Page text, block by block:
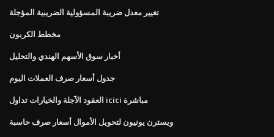
تغيير معدل ضريبة المسؤولية الضريبية المؤجلة
مخطط الكربون
أخبار سوق الأسهم الهندي والتحليل
جدول أسعار صرف العملات اليوم
العقود الآجلة والخيارات تداول icici مباشرة
ويسترن يونيون لتحويل الأموال أسعار صرف حاسبة